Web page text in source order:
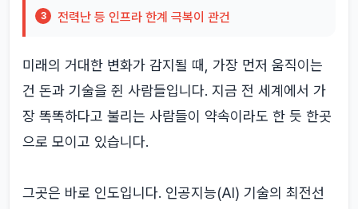
3 전력난 등 인프라 한계 극복이 관건
미래의 거대한 변화가 감지될 때, 가장 먼저 움직이는
건 돈과 기술을 쥔 사람들입니다. 지금 전 세계에서 가
장 똑똑하다고 불리는 사람들이 약속이라도 한 듯 한곳
으로 모이고 있습니다.
그곳은 바로 인도입니다. 인공지능(AI) 기술의 최전선